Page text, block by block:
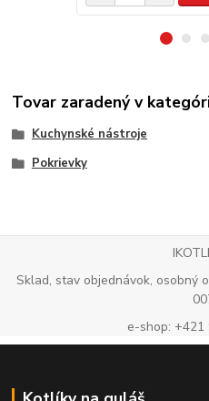
Tovar zaradený v
Kuchynské nástroje
Pokrievky
Sklad, stav objednávok, osobný
e-shop: +421